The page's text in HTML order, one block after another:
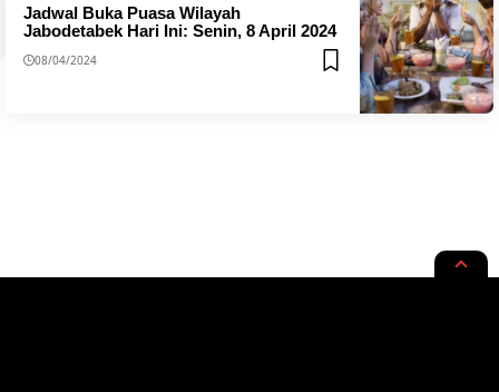
Jadwal Buka Puasa Wilayah
Jabodetabek Hari Ini: Senin, 8 April 2024
08/04/2024